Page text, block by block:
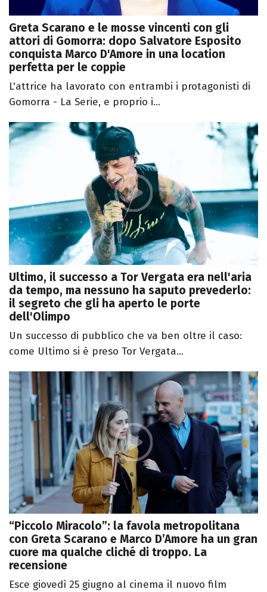
Greta Scarano e le mosse vincenti con gli
attori di Gomorra: dopo Salvatore Esposito
conquista Marco D'Amore in una location
perfetta per le coppie
L'attrice ha lavorato con entrambi i protagonisti di
Gomorra - La Serie, e proprio i...
Ultimo, il successo a Tor Vergata era nell'aria
da tempo, ma nessuno ha saputo prevederlo:
il segreto che gli ha aperto le porte
dell'Olimpo
Un successo di pubblico che va ben oltre il caso:
come Ultimo si è preso Tor Vergata...
“Piccolo Miracolo”: la favola metropolitana
con Greta Scarano e Marco D’Amore ha un gran
cuore ma qualche cliché di troppo. La
recensione
Esce giovedì 25 giugno al cinema il nuovo film